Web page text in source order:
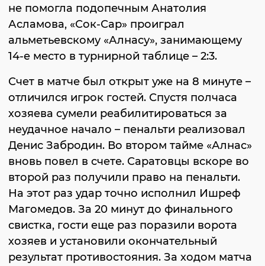
не помогла подопечным Анатолия
Асламова, «Сок-Сар» проиграл
альметьевскому «Алнасу», занимающему
14-е место в турнирной таблице – 2:3.
Счет в матче был открыт уже на 8 минуте –
отличился игрок гостей. Спустя полчаса
хозяева сумели реабилитироваться за
неудачное начало – пенальти реализовал
Денис Забродин. Во втором тайме «Алнас»
вновь повел в счете. Саратовцы вскоре во
второй раз получили право на пенальти.
На этот раз удар точно исполнил Ишреф
Магомедов. За 20 минут до финального
свистка, гости еще раз поразили ворота
хозяев и установили окончательный
результат противостояния. За ходом матча